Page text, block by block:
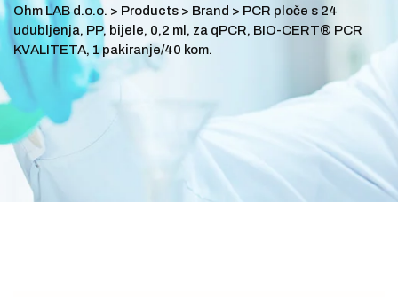
Ohm LAB d.o.o. > Products > Brand > PCR ploče s 24
udubljenja, PP, bijele, 0,2 ml, za qPCR, BIO-CERT® PCR
KVALITETA, 1 pakiranje/40 kom.